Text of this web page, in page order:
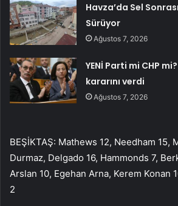
Havza’da Sel
Sürüyor
Ağustos 7, 2026
YENİ Parti mi CHP
kararını verdi
Ağustos 7, 2026
BEŞİKTAŞ: Mathews 12, Needham 15,
Durmaz, Delgado 16, Hammonds 7,
Arslan 10, Egehan Arna, Kerem Konan
2